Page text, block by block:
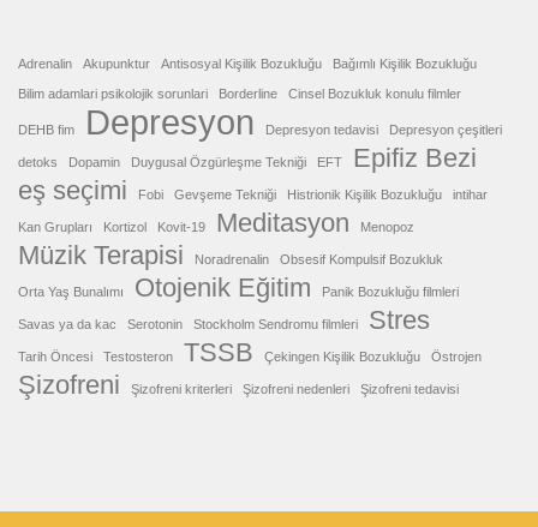
Adrenalin Akupunktur Antisosyal Kişilik Bozukluğu Bağımlı Kişilik Bozukluğu
Bilim adamlari psikolojik sorunlari Borderline Cinsel Bozukluk konulu filmler
DEHB fim Depresyon Depresyon tedavisi Depresyon çeşitleri
detoks Dopamin Duygusal Özgürleşme Tekniği EFT
Epifiz Bezi
eş seçimi
Fobi Gevşeme Tekniği Histrionik Kişilik Bozukluğu intihar
Kan Grupları Kortizol Kovit-19 Meditasyon Menopoz
Müzik Terapisi Noradrenalin Obsesif Kompulsif Bozukluk
Orta Yaş Bunalımı Otojenik Eğitim Panik Bozukluğu filmleri
Savas ya da kac Serotonin Stockholm Sendromu filmleri Stres
Tarih Öncesi Testosteron TSSB Çekingen Kişilik Bozukluğu Östrojen
Şizofreni Şizofreni kriterleri Şizofreni nedenleri Şizofreni tedavisi